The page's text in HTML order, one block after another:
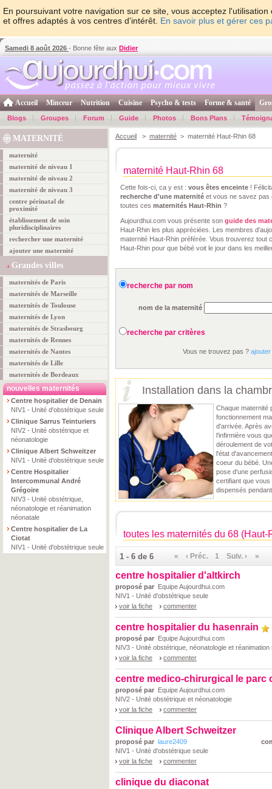
En poursuivant votre navigation sur ce site, vous acceptez
et offres adaptés à vos centres d'intérêt. En savoir plus et gérer ces
Samedi 8 août 2026 - Bonne fête aux Didier
Accueil Minceur Nutrition Cuisine Psycho & tests Forme & santé
Blogs Groupes Forum Guide Photos Bons Plans
MATERNITÉ
maternité
maternité de niveau 1
maternité de niveau 2
maternité de niveau 3
centre périnatal de
proximité
établissement de soin
pluridisciplinaires
rechercher une maternité
ajouter une maternité
Grandes villes
maternités de Paris
maternités de Marseille
maternités de Toulouse
maternités de Lyon
maternités de Strasbourg
maternités de Rennes
maternités de Nantes
maternités de Lille
maternités de Bordeaux
nouvelles maternités
Centre hospitalier de Denain
NIV1 - Unité d'obstétrique seule
Clinique Sarrus Teinturiers
NIV2 - Unité obstétrique et
néonatologie
Clinique Albert Schweitzer
NIV1 - Unité d'obstétrique seule
Centre Hospitalier
Intercommunal André
Grégoire
NIV3 - Unité obstétrique,
néonatologie et réanimation
néonatale
Centre hospitalier de La
Ciotat
NIV1 - Unité d'obstétrique seule
Accueil > maternité > maternité Haut-Rhin 68
maternité Haut-Rhin 68
Cette fois-ci, ca y est : vous êtes enceinte !
recherche d'une maternité et vous ne savez pas
toutes ces maternités Haut-Rhin ?
Aujourdhui.com vous présente son guide des
Haut-Rhin les plus appréciées. Les membres
maternité Haut-Rhin préférée. Vous trouverez tout
Haut-Rhin pour que bébé voit le jour dans les
recherche par nom
nom de la maternité
recherche par critères
Vous ne trouvez pas ?
Installation dans la
Chaque maternité
fonctionnement
d'arrivée. Après
l'infirmière vous
déroulement de
l'état
coeur du bébé.
pose d'une
certifiant que
dispensés
toutes les maternités du 68 (Haut-
1 - 6 de 6 « ‹ Préc. 1 Suiv. › »
centre hospitalier d'altkirch
proposé par Equipe Aujourdhui.com
NIV1 - Unité d'obstétrique seule
voir la fiche
commenter
centre hospitalier du hasenrain
proposé par Equipe Aujourdhui.com
NIV3 - Unité obstétrique, néonatologie et réanimation
voir la fiche
commenter
centre medico-chirurgical le parc
proposé par Equipe Aujourdhui.com
NIV2 - Unité obstétrique et néonatologie
voir la fiche
commenter
Clinique Albert Schweitzer
proposé par laure2409
NIV1 - Unité d'obstétrique seule
voir la fiche
commenter
clinique du diaconat